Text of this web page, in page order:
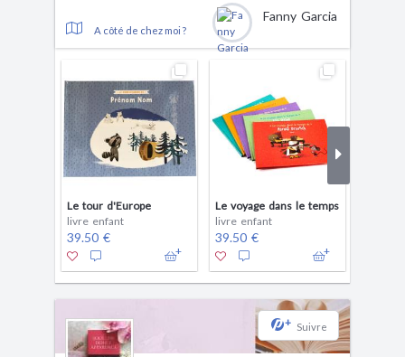
A côté de chez moi ?
Fanny Garcia
Le tour d'Europe
livre enfant
39.50 €
Le voyage dans le temps
livre enfant
39.50 €
+ Suivre